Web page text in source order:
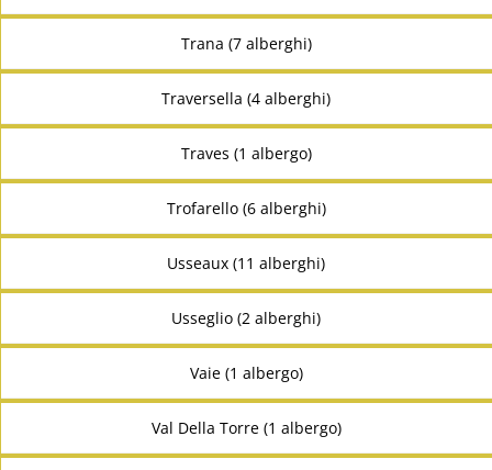
Trana (7 alberghi)
Traversella (4 alberghi)
Traves (1 albergo)
Trofarello (6 alberghi)
Usseaux (11 alberghi)
Usseglio (2 alberghi)
Vaie (1 albergo)
Val Della Torre (1 albergo)